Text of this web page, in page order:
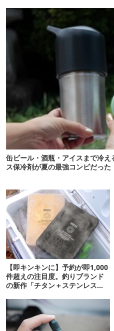
缶ビール・酒瓶・アイスまで冷
ス保冷剤が夏の最強コンビだった
【即キンキンに】予約が即1,000
件超えの注目度。釣りブランド
の新作「チタン＋ステンレスの